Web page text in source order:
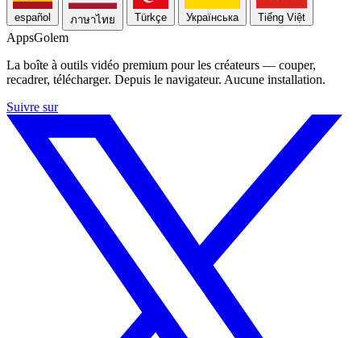
español ภาษาไทย Türkçe Українська Tiếng Việt
AppsGolem
La boîte à outils vidéo premium pour les créateurs — couper,
recadrer, télécharger. Depuis le navigateur. Aucune installation.
Suivre sur